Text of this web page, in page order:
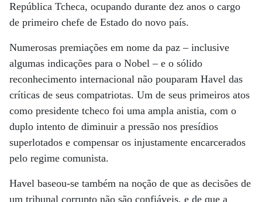
República Tcheca, ocupando durante dez anos o cargo
de primeiro chefe de Estado do novo país.
Numerosas premiações em nome da paz – inclusive
algumas indicações para o Nobel – e o sólido
reconhecimento internacional não pouparam Havel das
críticas de seus compatriotas. Um de seus primeiros atos
como presidente tcheco foi uma ampla anistia, com o
duplo intento de diminuir a pressão nos presídios
superlotados e compensar os injustamente encarcerados
pelo regime comunista.
Havel baseou-se também na noção de que as decisões de
um tribunal corrupto não são confiáveis, e de que a